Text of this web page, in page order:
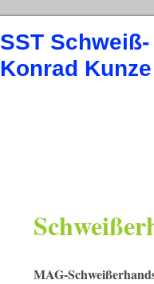
SST
Konrad Kunze
MAG-